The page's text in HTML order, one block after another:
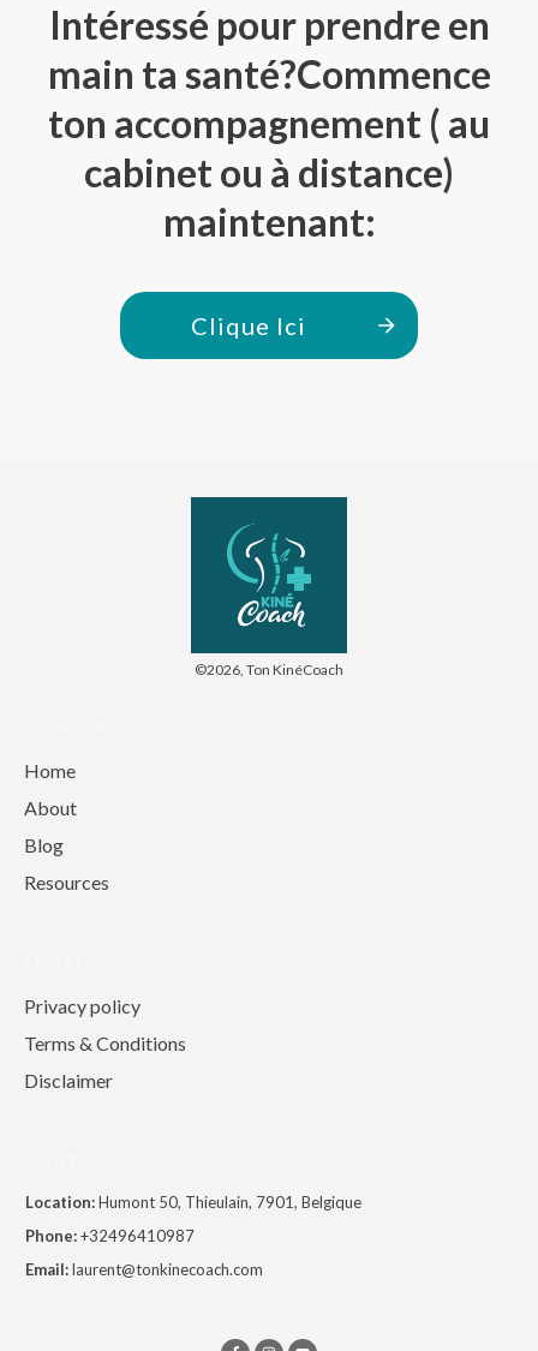
Intéressé pour prendre en
main ta santé?Commence
ton accompagnement ( au
cabinet ou à distance)
maintenant:
Clique Ici
©2026, Ton KinéCoach
Home
About
Blog
Resources
Privacy policy
Terms & Conditions
Disclaimer
Location:Humont 50, Thieulain, 7901, Belgique
Phone:+32496410987
Email:laurent@tonkinecoach.com